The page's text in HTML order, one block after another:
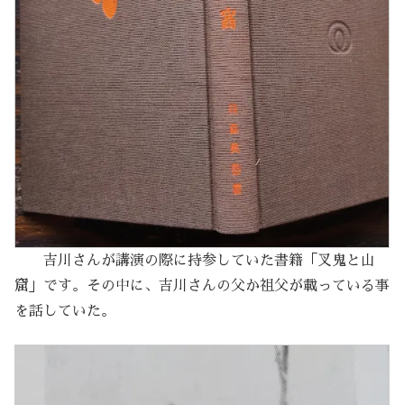
吉川さんが講演の際に持参していた書籍「叉鬼と山
窟」です。その中に、吉川さんの父か祖父が載っている事
を話していた。